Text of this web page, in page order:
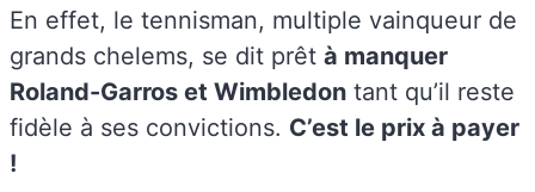
En effet, le tennisman, multiple vainqueur de
grands chelems, se dit prêt à manquer
Roland-Garros et Wimbledon tant qu’il reste
fidèle à ses convictions. C’est le prix à payer
!